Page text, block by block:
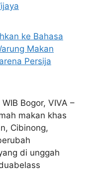
Bogor, VIVA –
makan khas
Cibinong,
di unggah